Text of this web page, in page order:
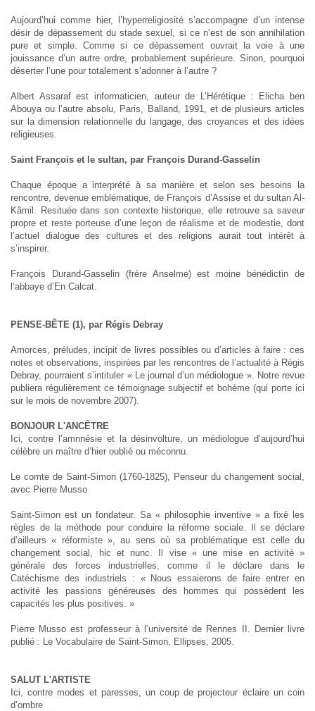
Aujourd’hui comme hier, l’hyperreligiosité s’accompagne d’un intense
désir de dépassement du stade sexuel, si ce n’est de son annihilation
pure et simple. Comme si ce dépassement ouvrait la voie à une
jouissance d’un autre ordre, probablement supérieure. Sinon, pourquoi
déserter l’une pour totalement s’adonner à l’autre ?
Albert Assaraf est informaticien, auteur de L’Hérétique : Elicha ben
Abouya ou l’autre absolu, Paris, Balland, 1991, et de plusieurs articles
sur la dimension relationnelle du langage, des croyances et des idées
religieuses.
Saint François et le sultan, par François Durand-Gasselin
Chaque époque a interprété à sa manière et selon ses besoins la
rencontre, devenue emblématique, de François d’Assise et du sultan Al-
Kâmil. Resituée dans son contexte historique, elle retrouve sa saveur
propre et reste porteuse d’une leçon de réalisme et de modestie, dont
l’actuel dialogue des cultures et des religions aurait tout intérêt à
s’inspirer.
François Durand-Gasselin (frère Anselme) est moine bénédictin de
l’abbaye d’En Calcat.
PENSE-BÊTE (1), par Régis Debray
Amorces, préludes, incipit de livres possibles ou d’articles à faire : ces
notes et observations, inspirées par les rencontres de l’actualité à Régis
Debray, pourraient s’intituler « Le journal d’un médiologue ». Notre revue
publiera régulièrement ce témoignage subjectif et bohème (qui porte ici
sur le mois de novembre 2007).
BONJOUR L'ANCÊTRE
Ici, contre l’amnnésie et la désinvolture, un médiologue d’aujourd’hui
célèbre un maître d’hier oublié ou méconnu.
Le comte de Saint-Simon (1760-1825), Penseur du changement social,
avec Pierre Musso
Saint-Simon est un fondateur. Sa « philosophie inventive » a fixé les
règles de la méthode pour conduire la réforme sociale. Il se déclare
d’ailleurs « réformiste », au sens où sa problématique est celle du
changement social, hic et nunc. Il vise « une mise en activité »
générale des forces industrielles, comme il le déclare dans le
Catéchisme des industriels : « Nous essaierons de faire entrer en
activité les passions généreuses des hommes qui possèdent les
capacités les plus positives. »
Pierre Musso est professeur à l’université de Rennes II. Dernier livre
publié : Le Vocabulaire de Saint-Simon, Ellipses, 2005.
SALUT L'ARTISTE
Ici, contre modes et paresses, un coup de projecteur éclaire un coin
d’ombre